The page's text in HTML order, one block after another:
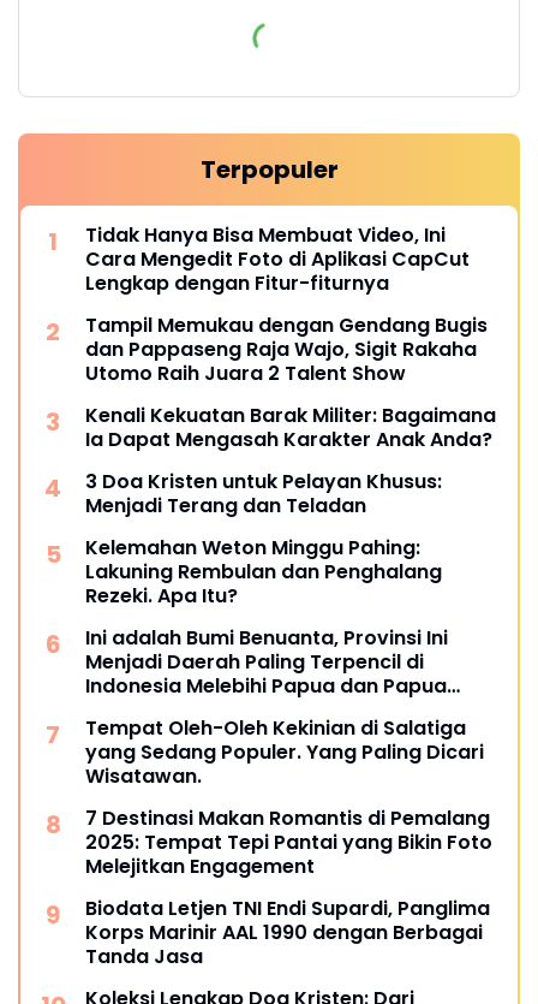
Terpopuler
Tidak Hanya Bisa Membuat Video, Ini
Cara Mengedit Foto di Aplikasi CapCut
Lengkap dengan Fitur-fiturnya
Tampil Memukau dengan Gendang Bugis
dan Pappaseng Raja Wajo, Sigit Rakaha
Utomo Raih Juara 2 Talent Show
Kenali Kekuatan Barak Militer: Bagaimana
Ia Dapat Mengasah Karakter Anak Anda?
3 Doa Kristen untuk Pelayan Khusus:
Menjadi Terang dan Teladan
Kelemahan Weton Minggu Pahing:
Lakuning Rembulan dan Penghalang
Rezeki. Apa Itu?
Ini adalah Bumi Benuanta, Provinsi Ini
Menjadi Daerah Paling Terpencil di
Indonesia Melebihi Papua dan Papua
Tempat Oleh-Oleh Kekinian di Salatiga
yang Sedang Populer. Yang Paling Dicari
Wisatawan.
7 Destinasi Makan Romantis di Pemalang
2025: Tempat Tepi Pantai yang Bikin Foto
Melejitkan Engagement
Biodata Letjen TNI Endi Supardi, Panglima
Korps Marinir AAL 1990 dengan Berbagai
Tanda Jasa